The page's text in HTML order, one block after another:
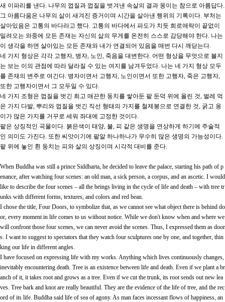
새 이파리를 낸다. 나무의 껍질과 껍질을 벗겨낸 속살의 결과 옹이는 참으로 아름답다.
그 아름다움은 나무의 삶이 새겨진 증거이며 시간을 살아낸 행위의 기록이다. 부처는
살아있음은 고통의 바다라고 했다. 고통의 바다에서 파도가 치듯 희로애락이 끝없이
밀려오는 와중에 모든 존재는 자신의 삶의 무게를 온전히 스스로 감당해야 한다. 나는
이 생각을 하면 살아있는 모든 존재와 내가 연결되어 있음을 매번 다시 깨닫는다.
네 가지 형상은 각각 고행자, 병자, 노인, 죽음을 대변한다. 어떤 형상을 무엇으로 볼지
는 보는 이의 관점에 따라 달라질 수 있는 여지를 남겨두었다. 나는 네 가지 형상 모두
를 존재의 변주로 여긴다. 병자이면서 고행자, 노인이면서 또한 고행자, 죽은 고행자,
또한 고행자이면서 그 모두일 수 있다.
네 가지 조형은 껍질을 벗긴 희고 매끈한 둥치를 쌓아둔 팥 둔덕 위에 올린 것, 벌레 먹
은 가지 다발, 뿌리와 껍질을 벗긴 직선 형태의 가지를 철제봉으로 연결한 것, 굵고 옹
이가 많은 가지를 거꾸로 세워 좌대에 고정한 것이다.
팥은 상징적인 곡물이다. 붉은색이 태양, 불, 피 같은 생명을 연상하게 하기에 주술적
인 의미도 가진다. 또한 씨앗이기에 팥알 하나하나가 무수히 많은 생명의 가능성이다.
팥 위에 놓인 흰 둥치는 피와 살의 상징이며 시각적 대비를 준다.
When Buddha was still a prince Siddharta, he decided to leave the palace, starting his path of p
enance, after watching four scenes: an old man, a sick person, a corpus, and an ascetic. I would
like to describe the four scenes – all the beings living in the cycle of life and death – with tree tr
unks with different forms, textures, and colors and red bean.
I chose the title, Four Doors, to symbolize that, as we cannot see what object there is behind do
or, every moment in life comes to us without notice. While we don't know when and where we
will confront those four scenes, we can never avoid the scenes. Thus, I expressed them as door
s. I want to suggest to spectators that they watch four sculptures one by one, and together, thin
king our life in different angles.
I have focused on expressing life with my works. Anything which lives continuously changes,
inevitably encountering death. Tree is an existence between life and death. Even if we plant a br
anch of it, it takes root and grows as a tree. Even if we cut the trunk, its root sends out new lea
ves. Tree bark and knot are really beautiful. They are the evidence of the life of tree, and the rec
ord of its life. Buddha said life of sea of agony. As man faces incessant flows of happiness, an